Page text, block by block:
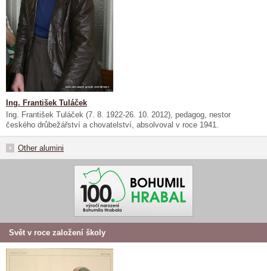
Ing. František Tuláček
Ing. František Tuláček (7. 8. 1922-26. 10. 2012), pedagog, nestor
českého drůbežářství a chovatelství, absolvoval v roce 1941.
Other alumini
Svět v roce založení školy